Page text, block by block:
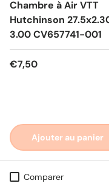
Chambre à Air VTT
Hutchinson
3.00 CV657741-001
Prix habituel
€7,50
Ajouter au panier
Comparer